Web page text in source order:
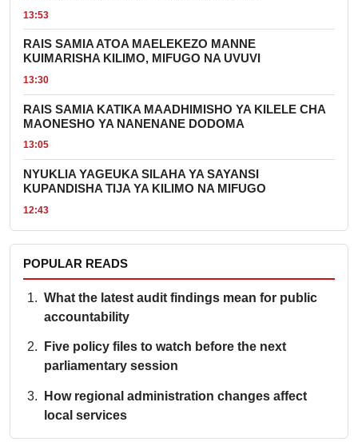
13:53
RAIS SAMIA ATOA MAELEKEZO MANNE
KUIMARISHA KILIMO, MIFUGO NA UVUVI
13:30
RAIS SAMIA KATIKA MAADHIMISHO YA KILELE CHA
MAONESHO YA NANENANE DODOMA
13:05
NYUKLIA YAGEUKA SILAHA YA SAYANSI
KUPANDISHA TIJA YA KILIMO NA MIFUGO
12:43
POPULAR READS
What the latest audit findings mean for public
accountability
Five policy files to watch before the next
parliamentary session
How regional administration changes affect
local services